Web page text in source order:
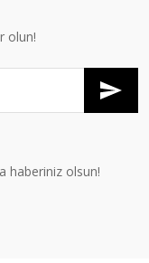
olun!
haberiniz olsun!